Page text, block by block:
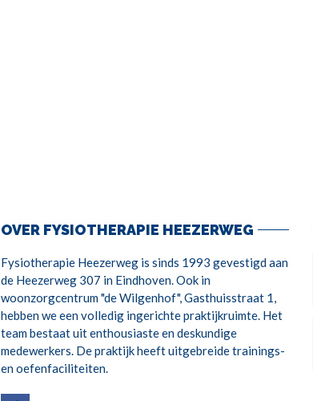
OVER FYSIOTHERAPIE HEEZERWEG
Fysiotherapie Heezerweg is sinds 1993 gevestigd aan
de Heezerweg 307 in Eindhoven. Ook in
woonzorgcentrum "de Wilgenhof", Gasthuisstraat 1,
hebben we een volledig ingerichte praktijkruimte. Het
team bestaat uit enthousiaste en deskundige
medewerkers. De praktijk heeft uitgebreide trainings-
en oefenfaciliteiten.